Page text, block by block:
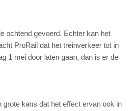
ochtend gevoerd. Echter kan het
ProRail dat het treinverkeer tot in
1 mei door laten gaan, dan is er de
kans dat het effect ervan ook in